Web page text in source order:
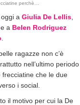
perchè…
a Giulia De Lellis
e a Belen Rodriguez
ragazze non c’è
nell’ultimo periodo
che le due
i social.
il motivo per cui la De